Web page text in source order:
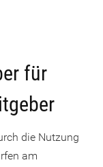
für
die Nutzung
am